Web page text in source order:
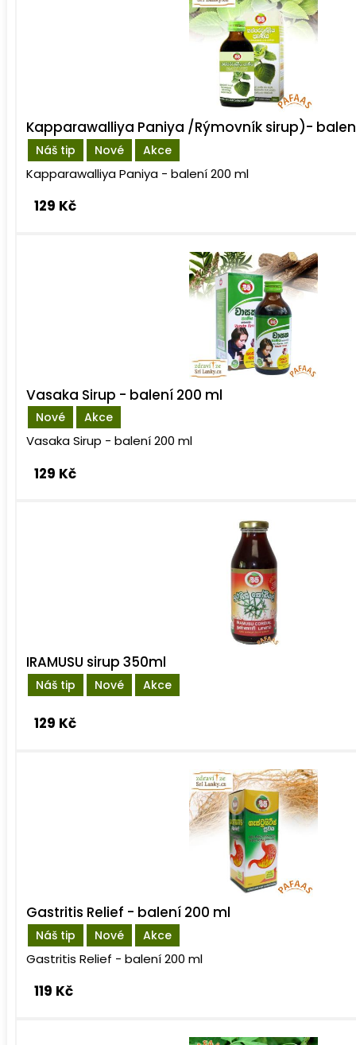
Náš tip Nové Akce
Kapparawalliya Paniya /Rýmovník sirup)-
Kapparawalliya Paniya - balení 200 ml
129 Kč
Nové Akce
Vasaka Sirup - balení 200 ml
Vasaka Sirup - balení 200 ml
129 Kč
Náš tip Nové Akce
IRAMUSU sirup 350ml
129 Kč
Náš tip Nové Akce
Gastritis Relief - balení 200 ml
Gastritis Relief - balení 200 ml
119 Kč